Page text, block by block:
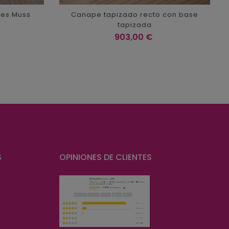
Muss
Canape tapizado recto con base
tapizada
Precio
903,00 €
OPINIONES DE CLIENTES